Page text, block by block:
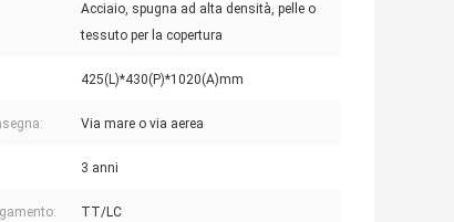
Acciaio, spugna ad alta densità, pelle o
tessuto per la copertura
425(L)*430(P)*1020(A)mm
Via mare o via aerea
3 anni
TT/LC